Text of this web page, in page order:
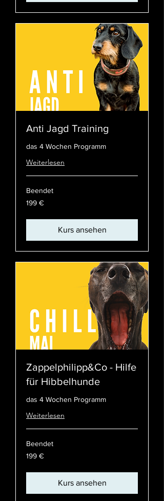
Anti Jagd Training
das 4 Wochen Programm
Weiterlesen
Beendet
199
Euro
199 €
Kurs ansehen
Zappelphilipp&Co - Hilfe
für Hibbelhunde
das 4 Wochen Programm
Weiterlesen
Beendet
199
Euro
199 €
Kurs ansehen